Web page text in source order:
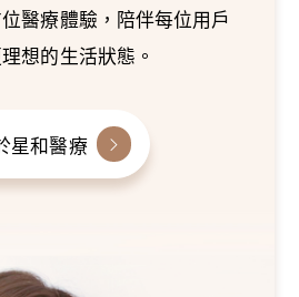
醫療體驗，陪伴每位用戶
想的生活狀態。
星和醫療